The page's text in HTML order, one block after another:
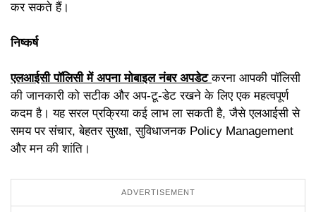
कर सकते हैं।
निष्कर्ष
एलआईसी पॉलिसी में अपना मोबाइल नंबर अपडेटकरना आपकी पॉलिसी
की जानकारी को सटीक और अप-टू-डेट रखने के लिए एक महत्वपूर्ण
कदम है। यह सरल प्रक्रिया कई लाभ ला सकती है, जैसे एलआईसी से
समय पर संचार, बेहतर सुरक्षा, सुविधाजनक Policy Management
और मन की शांति।
ADVERTISEMENT